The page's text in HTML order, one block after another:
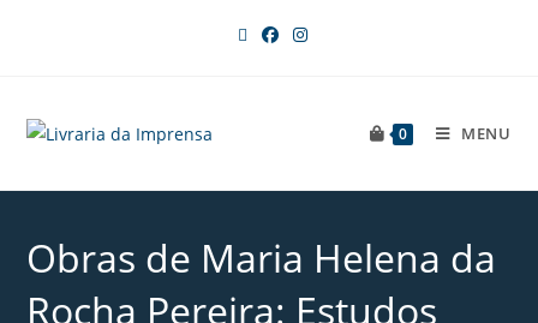
0 MENU
Obras de Maria Helena da
Rocha Pereira: Estudos